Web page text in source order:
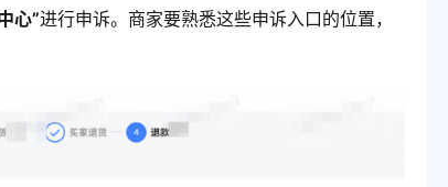
心”进行申诉。商家要熟悉这些申诉入口的位置，